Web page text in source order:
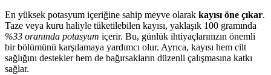
En yüksek potasyum içeriğine sahip meyve olarak kayısı öne çıkar.
Taze veya kuru haliyle tüketilebilen kayısı, yaklaşık 100 gramında
%33 oranında potasyum içerir. Bu, günlük ihtiyaçlarınızın önemli
bir bölümünü karşılamaya yardımcı olur. Ayrıca, kayısı hem cilt
sağlığını destekler hem de bağırsakların düzenli çalışmasına katkı
sağlar.